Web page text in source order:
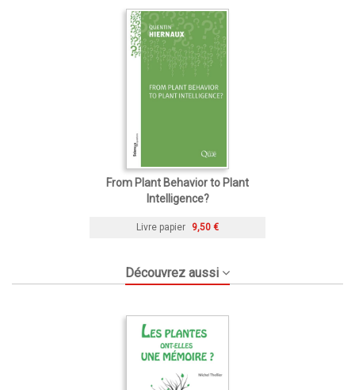
From Plant Behavior to Plant
Intelligence?
Livre papier 9,50 €
Découvrez aussi